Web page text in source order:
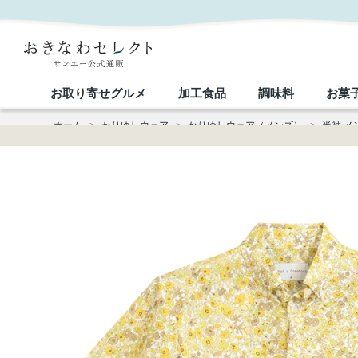
お取り寄せグルメ 加工食品 調味料 お菓
ホーム > かりゆしウェア > かりゆしウェア（メンズ） > 半袖 メ